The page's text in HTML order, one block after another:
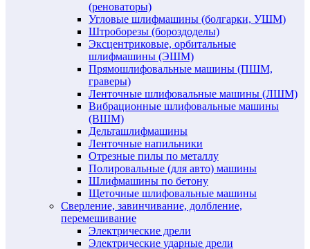
(реноваторы)
Угловые шлифмашины (болгарки, УШМ)
Штроборезы (бороздоделы)
Эксцентриковые, орбитальные
шлифмашины (ЭШМ)
Прямошлифовальные машины (ПШМ,
граверы)
Ленточные шлифовальные машины (ЛШМ)
Вибрационные шлифовальные машины
(ВШМ)
Дельташлифмашины
Ленточные напильники
Отрезные пилы по металлу
Полировальные (для авто) машины
Шлифмашины по бетону
Щеточные шлифовальные машины
Сверление, завинчивание, долбление,
перемешивание
Электрические дрели
Электрические ударные дрели